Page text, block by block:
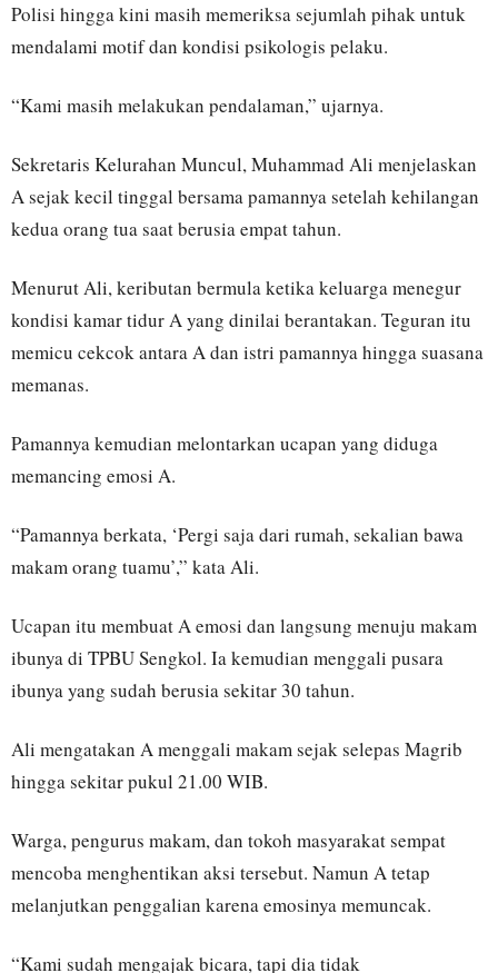
Polisi hingga kini masih memeriksa sejumlah pihak untuk
mendalami motif dan kondisi psikologis pelaku.
“Kami masih melakukan pendalaman,” ujarnya.
Sekretaris Kelurahan Muncul, Muhammad Ali menjelaskan
A sejak kecil tinggal bersama pamannya setelah kehilangan
kedua orang tua saat berusia empat tahun.
Menurut Ali, keributan bermula ketika keluarga menegur
kondisi kamar tidur A yang dinilai berantakan. Teguran itu
memicu cekcok antara A dan istri pamannya hingga suasana
memanas.
Pamannya kemudian melontarkan ucapan yang diduga
memancing emosi A.
“Pamannya berkata, ‘Pergi saja dari rumah, sekalian bawa
makam orang tuamu’,” kata Ali.
Ucapan itu membuat A emosi dan langsung menuju makam
ibunya di TPBU Sengkol. Ia kemudian menggali pusara
ibunya yang sudah berusia sekitar 30 tahun.
Ali mengatakan A menggali makam sejak selepas Magrib
hingga sekitar pukul 21.00 WIB.
Warga, pengurus makam, dan tokoh masyarakat sempat
mencoba menghentikan aksi tersebut. Namun A tetap
melanjutkan penggalian karena emosinya memuncak.
“Kami sudah mengajak bicara, tapi dia tidak